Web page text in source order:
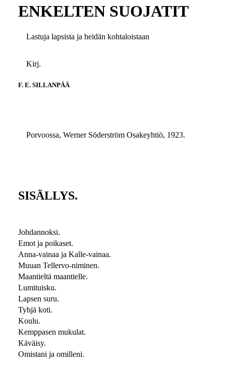
ENKELTEN SUOJATIT
Lastuja lapsista ja heidän kohtaloistaan
Kirj.
F. E. SILLANPÄÄ
Porvoossa, Werner Söderström Osakeyhtiö, 1923.
SISÄLLYS.
Johdannoksi.
Emot ja poikaset.
Anna-vainaa ja Kalle-vainaa.
Muuan Tellervo-niminen.
Maantieltä maantielle.
Lumituisku.
Lapsen suru.
Tyhjä koti.
Koulu.
Kemppasen mukulat.
Käväisy.
Omistani ja omilleni.